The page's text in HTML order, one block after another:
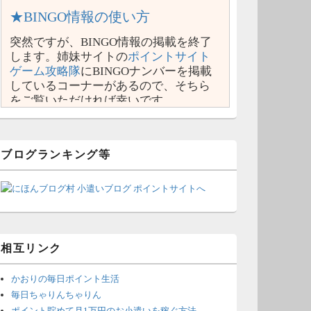
★BINGO情報の使い方
突然ですが、BINGO情報の掲載を終了
します。姉妹サイトのポイントサイト
ゲーム攻略隊にBINGOナンバーを掲載
しているコーナーがあるので、そちら
をご覧いただければ幸いです。
ブログランキング等
相互リンク
かおりの毎日ポイント生活
毎日ちゃりんちゃりん